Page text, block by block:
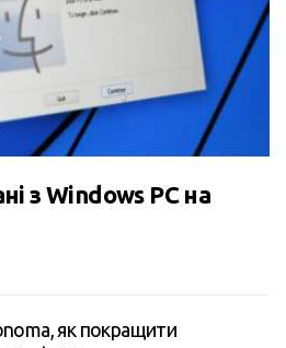
з Windows PC на
як покращити